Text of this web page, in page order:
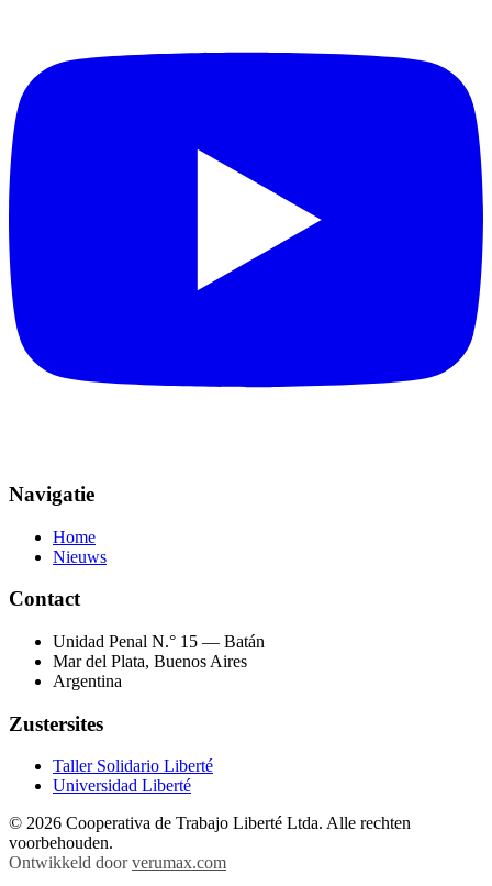
Navigatie
Home
Nieuws
Contact
Unidad Penal N.° 15 — Batán
Mar del Plata, Buenos Aires
Argentina
Zustersites
Taller Solidario Liberté
Universidad Liberté
© 2026 Cooperativa de Trabajo Liberté Ltda. Alle rechten
voorbehouden.
Ontwikkeld doorverumax.com